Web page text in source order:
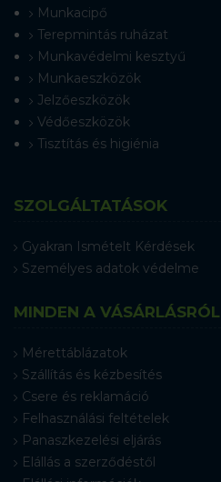
Munkacipő
Terepmintás ruházat
Munkavédelmi kesztyű
Munkaeszközök
Jelzőeszközök
Védőeszközök
Tisztítás és higiénia
SZOLGÁLTATÁSOK
Gyakran Ismételt Kérdések
Személyes adatok védelme
MINDEN A VÁSÁRLÁSRÓL
Mérettáblázatok
Szállítás és kézbesítés
Csere és reklamáció
Felhasználási feltételek
Panaszkezelési eljárás
Elállás a szerződéstől